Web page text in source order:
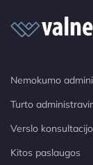
Nemokumo
Turto
Verslo
Kitos paslaugos